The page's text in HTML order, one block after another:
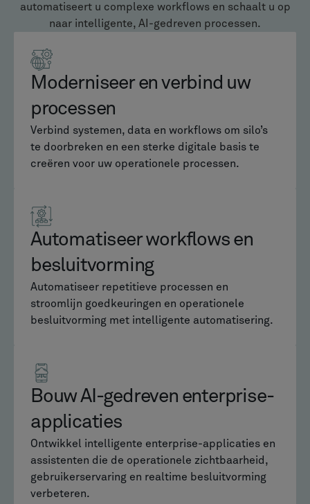
automatiseert u complexe workflows en schaalt u op
naar intelligente, AI-gedreven processen.
Moderniseer en verbind uw
processen
Verbind systemen, data en workflows om silo’s
te doorbreken en een sterke digitale basis te
creëren voor uw operationele processen.
Automatiseer workflows en
besluitvorming
Automatiseer repetitieve processen en
stroomlijn goedkeuringen en operationele
besluitvorming met intelligente automatisering.
Bouw AI-gedreven enterprise-
applicaties
Ontwikkel intelligente enterprise-applicaties en
assistenten die de operationele zichtbaarheid,
gebruikerservaring en realtime besluitvorming
verbeteren.